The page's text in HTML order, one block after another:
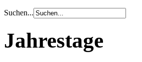
Suchen...
Jahrestage